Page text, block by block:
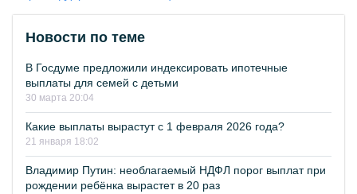
Новости по теме
В Госдуме предложили индексировать ипотечные
выплаты для семей с детьми
30 марта 20:04
Какие выплаты вырастут с 1 февраля 2026 года?
21 января 18:02
Владимир Путин: необлагаемый НДФЛ порог выплат при
рождении ребёнка вырастет в 20 раз